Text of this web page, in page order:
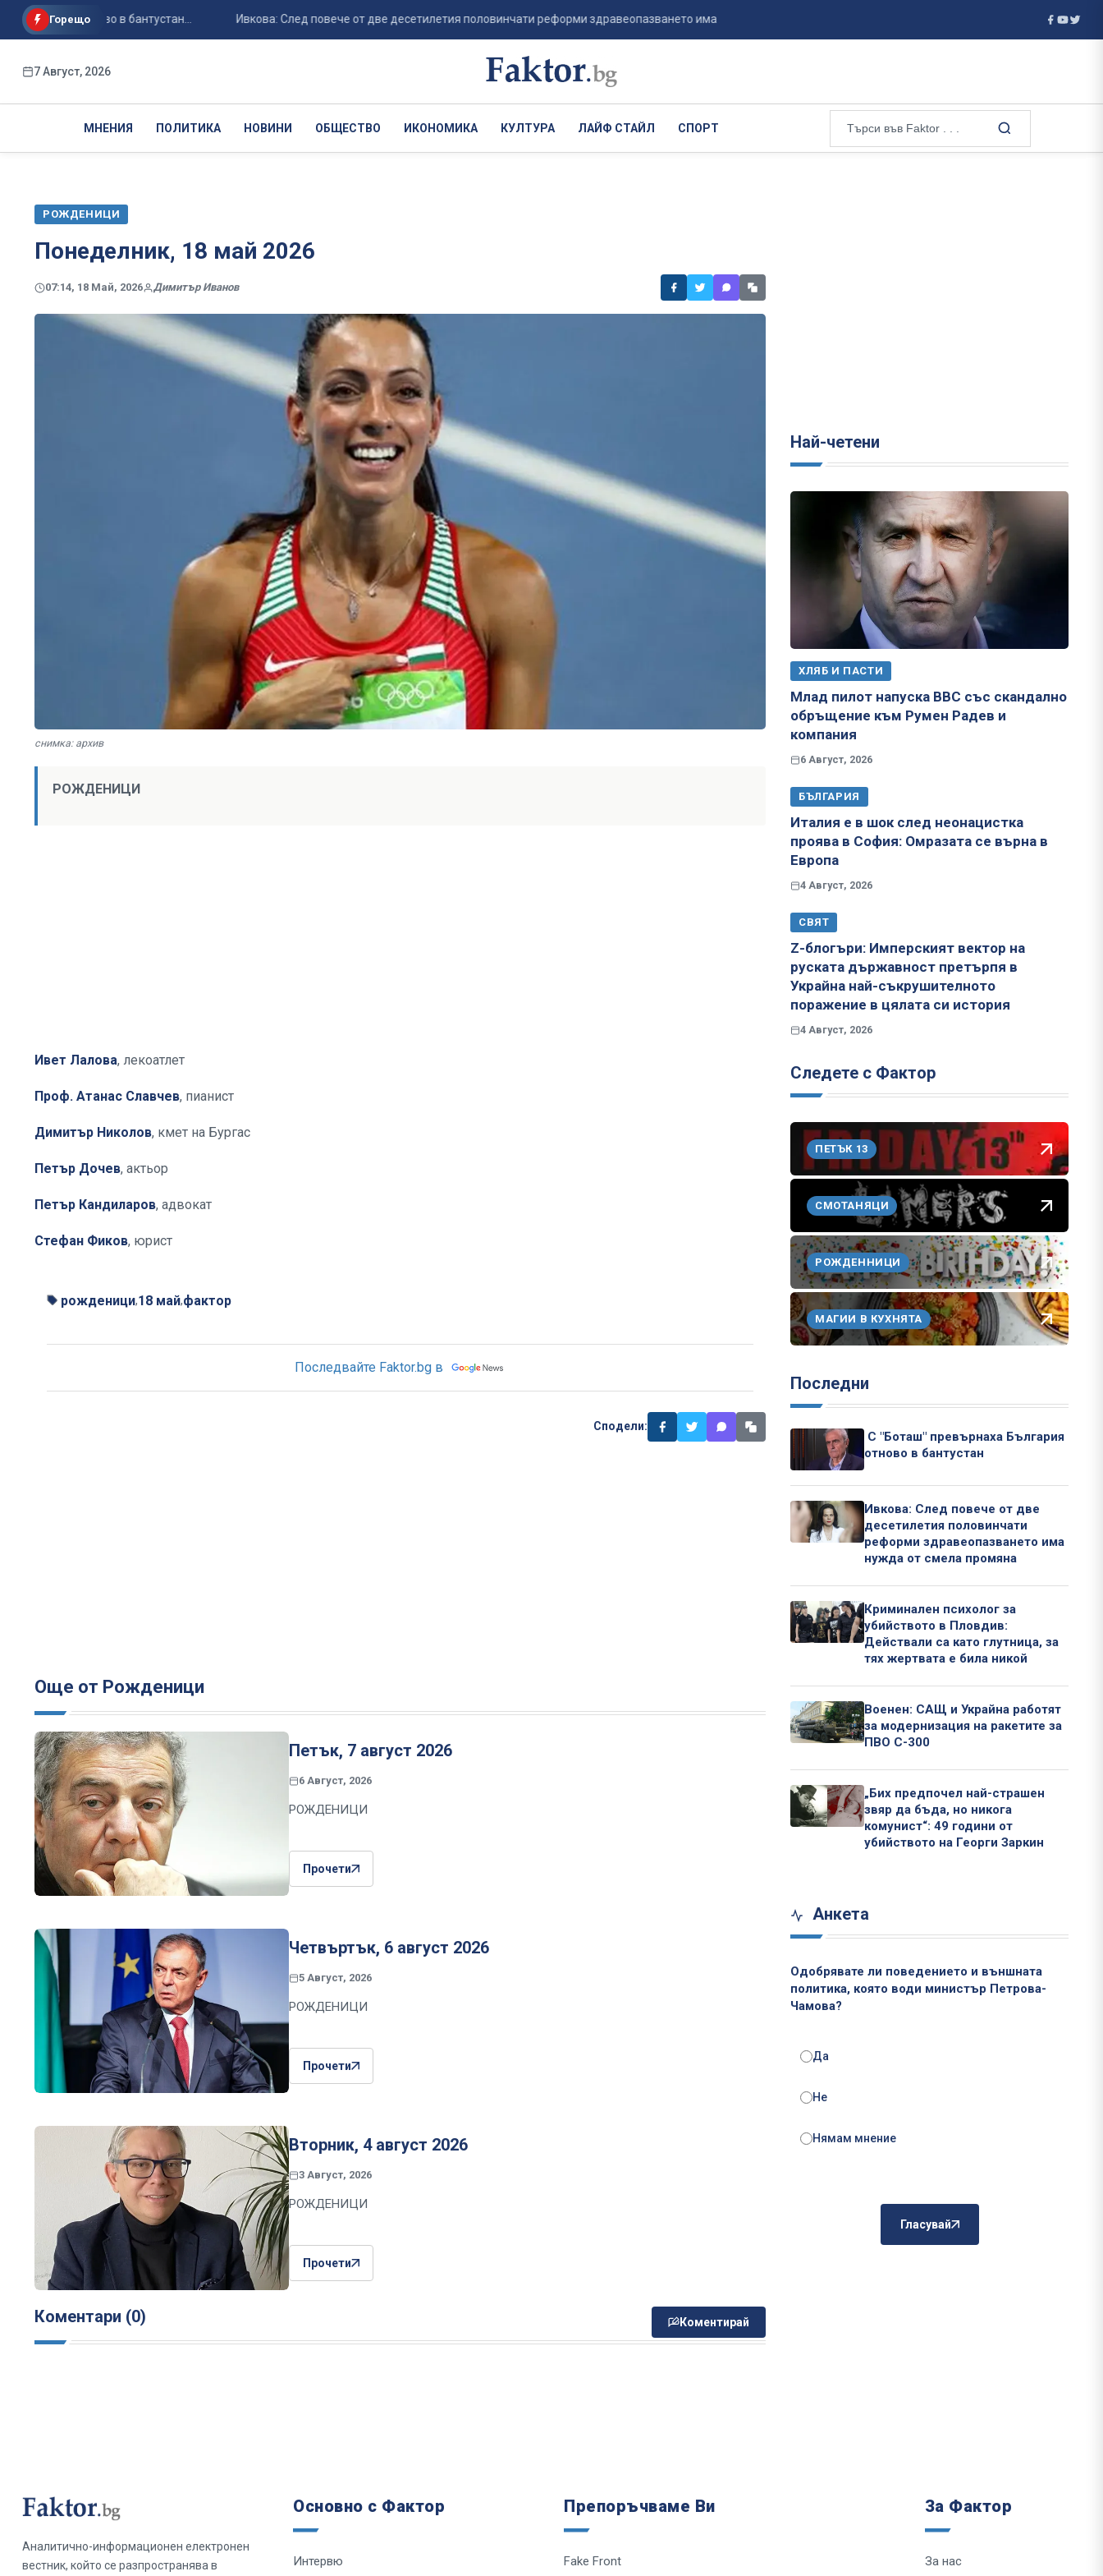
Горещо
отново в бантустан... Ивкова: След повече от две десетилетия половинчати реформи здравеопазването има ... Криминален психолог за убийството в Пловдив: Действали са като
7 Август, 2026
МНЕНИЯ ПОЛИТИКА НОВИНИ ОБЩЕСТВО ИКОНОМИКА КУЛТУРА ЛАЙФ СТАЙЛ СПОРТ
РОЖДЕНИЦИ
Понеделник, 18 май 2026
07:14, 18 Май, 2026 Димитър Иванов
снимка: архив
РОЖДЕНИЦИ
Ивет Лалова, лекоатлет
Проф. Атанас Славчев, пианист
Димитър Николов, кмет на Бургас
Петър Дочев, актьор
Петър Кандиларов, адвокат
Стефан Фиков, юрист
рожденици,18 май,фактор
Последвайте Faktor.bg в
Сподели:
Още от Рожденици
Петък, 7 август 2026
6 Август, 2026
РОЖДЕНИЦИ
Прочети
Четвъртък, 6 август 2026
5 Август, 2026
РОЖДЕНИЦИ
Прочети
Вторник, 4 август 2026
3 Август, 2026
РОЖДЕНИЦИ
Прочети
Коментари (0) Коментирай
Най-четени
ХЛЯБ И ПАСТИ
Млад пилот напуска ВВС със скандално
обръщение към Румен Радев и
компания
6 Август, 2026
БЪЛГАРИЯ
Италия е в шок след неонацистка
проява в София: Омразата се върна в
Европа
4 Август, 2026
СВЯТ
Z-блогъри: Имперският вектор на
руската държавност претърпя в
Украйна най-съкрушителното
поражение в цялата си история
4 Август, 2026
Следете с Фактор
ПЕТЪК 13
СМОТАНЯЦИ
РОЖДЕННИЦИ
МАГИИ В КУХНЯТА
Последни
С "Боташ" превърнаха България
отново в бантустан
Ивкова: След повече от две
десетилетия половинчати
реформи здравеопазването има
нужда от смела промяна
Криминален психолог за
убийството в Пловдив:
Действали са като глутница, за
тях жертвата е била никой
Военен: САЩ и Украйна работят
за модернизация на ракетите за
ПВО С-300
„Бих предпочел най-страшен
звяр да бъда, но никога
комунист“: 49 години от
убийството на Георги Заркин
Анкета
Одобрявате ли поведението и външната
политика, която води министър Петрова-
Чамова?
Да
Не
Нямам мнение
Гласувай
Аналитично-информационен електронен
вестник, който се разпространява в
Основно с Фактор
Интервю
Препоръчваме Ви
Fake Front
За Фактор
За нас